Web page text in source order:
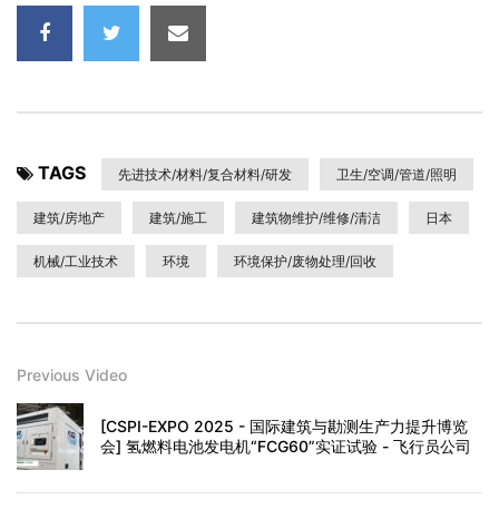
TAGS 先进技术/材料/复合材料/研发 卫生/空调/管道/照明
建筑/房地产 建筑/施工 建筑物维护/维修/清洁 日本
机械/工业技术 环境 环境保护/废物处理/回收
Previous Video
[CSPI-EXPO 2025 - 国际建筑与勘测生产力提升博览
会] 氢燃料电池发电机“FCG60”实证试验 - 飞行员公司